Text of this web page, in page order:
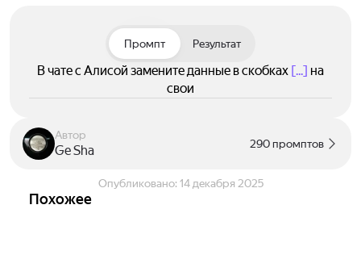
Промпт Результат
В чате с Алисой замените данные в скобках [...] на
свои
Автор
Ge Sha 290 промптов
Опубликовано: 14 декабря 2025
Похожее